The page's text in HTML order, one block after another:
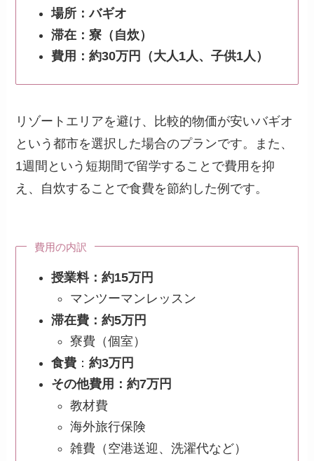
場所：バギオ
滞在：寮（自炊）
費用：約30万円（大人1人、子供1人）
リゾートエリアを避け、比較的物価が安いバギオ
という都市を選択した場合のプランです。また、
1週間という短期間で留学することで費用を抑
え、自炊することで食費を節約した例です。
費用の内訳
授業料：約15万円
マンツーマンレッスン
滞在費：約5万円
寮費（個室）
食費： 約3万円
その他費用：約7万円
教材費
海外旅行保険
雑費（空港送迎、洗濯代など）